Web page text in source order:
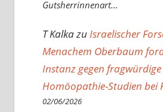
Gutsherrinnenart…
T KalkazuIsraelischer
Menachem Oberbaum
Instanz gegen
Homöopathie-Studien bei
02/06/2026